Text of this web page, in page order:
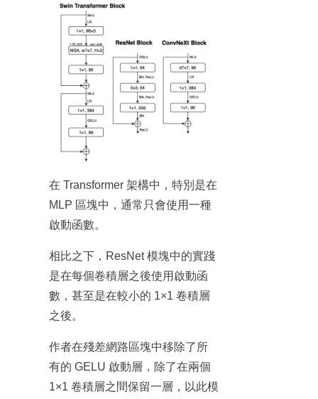
在 Transformer 架構中，特別是在
MLP 區塊中，通常只會使用一種
啟動函數。
相比之下，ResNet 模塊中的實踐
是在每個卷積層之後使用啟動函
數，甚至是在較小的 1×1 卷積層
之後。
作者在殘差網路區塊中移除了所
有的 GELU 啟動層，除了在兩個
1×1 卷積層之間保留一層，以此模